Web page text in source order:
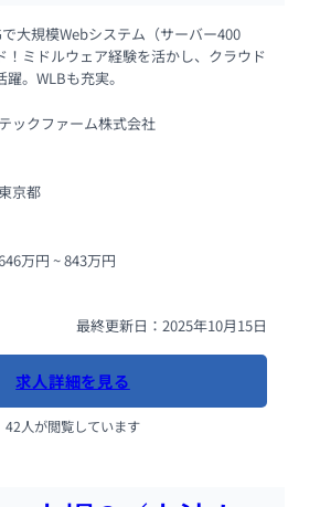
大規模Webシステム（サーバー400
！ミドルウェア経験を活かし、クラウド
。WLBも充実。
テックファーム株式会社
東京都
万円 ~ 843万円
最終更新日：2025年10月15日
求人詳細を見る
42人が閲覧しています